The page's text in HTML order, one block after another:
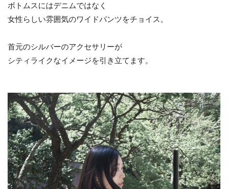
ボトムスにはデニムではなく
女性らしい雰囲気のワイドパンツをチョイス。
首元のシルバーのアクセサリーが
シティライクなイメージを引き立てます。